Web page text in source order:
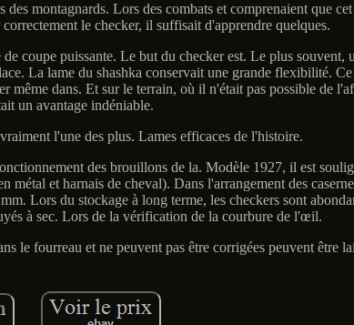
montagnards. Lors des combats et comprenaient que
le checker, il suffisait d'apprendre quelques.
coupe puissante. Le but du checker est. Le plus souvent,
La lame du shashka conservait une grande flexibilité.
dans. Et sur le terrain, où il n'était pas possible de
un avantage indéniable.
l'une des plus. Lames efficaces de l'histoire.
des brouillons de la. Modèle 1927, il est
métal et harnais de cheval). Dans l'arrangement des
Lors du stockage à long terme, les checkers sont
à sec. Lors de la vérification de la courbure de l'œil.
le fourreau et ne peuvent pas être corrigées peuvent être